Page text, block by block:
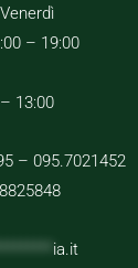
al Venerdì
– 19:00
13:00
– 095.7021452
ia.it